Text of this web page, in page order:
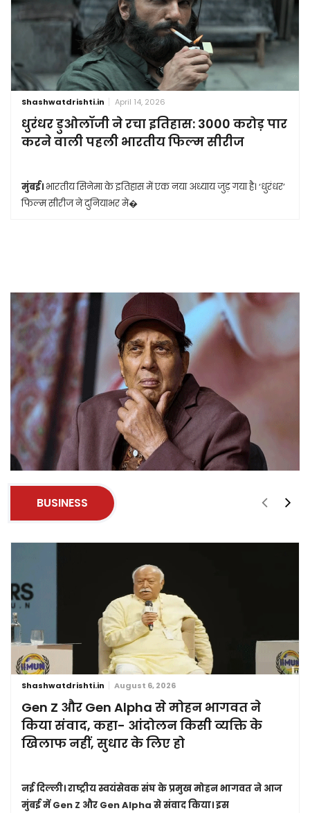
Shashwatdrishti.in April 14, 2026
धुरंधर डुओलॉजी ने रचा इतिहास: 3000 करोड़ पार
करने वाली पहली भारतीय फिल्म सीरीज
मुंबई। भारतीय सिनेमा के इतिहास में एक नया अध्याय जुड़ गया है। ‘धुरंधर’
फिल्म सीरीज ने दुनियाभर मे�
BUSINESS
Shashwatdrishti.in August 6, 2026
Gen Z और Gen Alpha से मोहन भागवत ने
किया संवाद, कहा- आंदोलन किसी व्यक्ति के
खिलाफ नहीं, सुधार के लिए हो
नई दिल्ली।राष्ट्रीय स्वयंसेवक संघ के प्रमुख मोहन भागवत ने आज
मुंबई में Gen Z और Gen Alpha से संवाद किया। इस